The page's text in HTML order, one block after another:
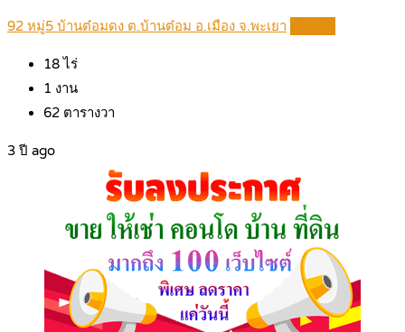
92 หมู่5 บ้านต๋อมดง ต.บ้านต๋อม อ.เมือง จ.พะเยา
18ไร่
1 งาน
62 ตารางวา
3 ปี ago